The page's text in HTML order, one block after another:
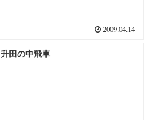
2009.04.14
升田の中飛車